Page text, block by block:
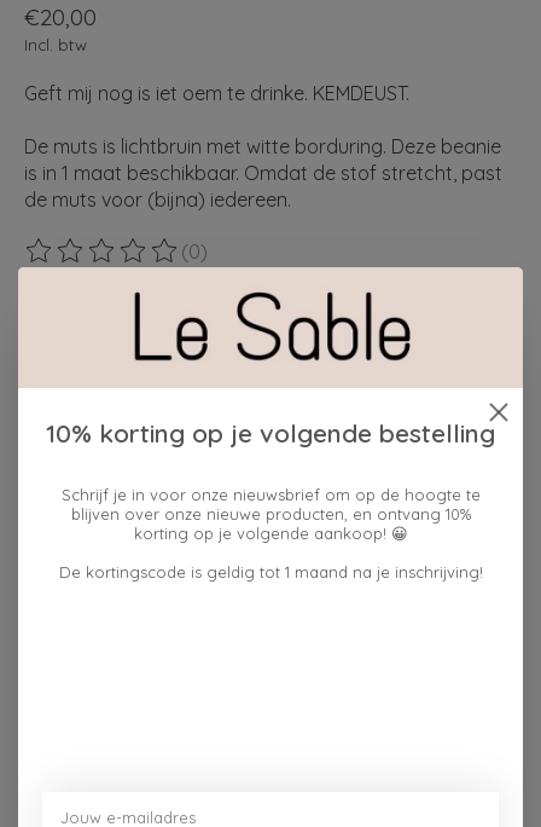
€20,00
Incl. btw
Geft mij nog is iet oem te drinke. KEMDEUST.
De muts is lichtbruin met witte borduring. Deze beanie
is in 1 maat beschikbaar. Omdat de stof stretcht, past
de muts voor (bijna) iedereen.
De beoordeling van dit product is0van de 5
(0)
Toevoegen aan winkelwagen
Plaats bestelling
Leuk voor jezelf maar ook ideaal om cadeau te geven!
10% korting op je volgende bestelling
Schrijf je in voor onze nieuwsbrief om op de hoogte te
blijven over onze nieuwe producten, en ontvang 10%
korting op je volgende aankoop! 😀
De kortingscode is geldig tot 1 maand na je inschrijving!